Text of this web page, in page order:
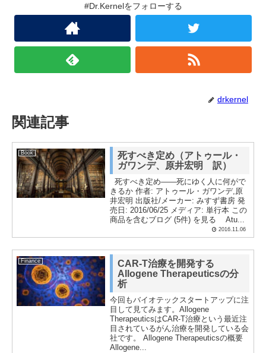
#Dr.Kernelをフォローする
drkernel
関連記事
Book
死すべき定め（アトゥール・
ガワンデ、原井宏明 訳）
死すべき定め――死にゆく人に何がで
きるか 作者: アトゥール・ガワンデ,原
井宏明 出版社/メーカー: みすず書房 発
売日: 2016/06/25 メディア: 単行本 この
商品を含むブログ (5件) を見る Atu...
2016.11.06
Finance
CAR-T治療を開発する
Allogene Therapeuticsの分
析
今回もバイオテックスタートアップに注
目して見てみます。Allogene
TherapeuticsはCAR-T治療という最近注
目されているがん治療を開発している会
社です。 Allogene Therapeuticsの概要
Allogene...